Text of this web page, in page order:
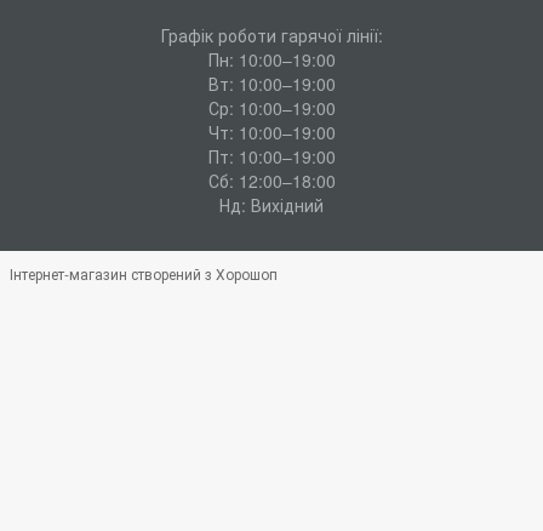
Графік роботи гарячої лінії:
Пн: 10:00–19:00
Вт: 10:00–19:00
Ср: 10:00–19:00
Чт: 10:00–19:00
Пт: 10:00–19:00
Сб: 12:00–18:00
Нд: Вихідний
Інтернет-магазин створений з Хорошоп